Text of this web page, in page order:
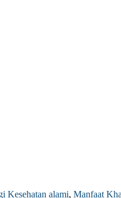
Kesehatan alami, Manfaat